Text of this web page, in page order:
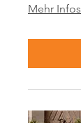
Mehr Infos